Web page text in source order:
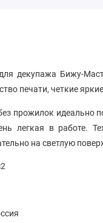
декупажа Бижу-
печати, четкие
прожилок идеально
легкая в работе.
на светлую